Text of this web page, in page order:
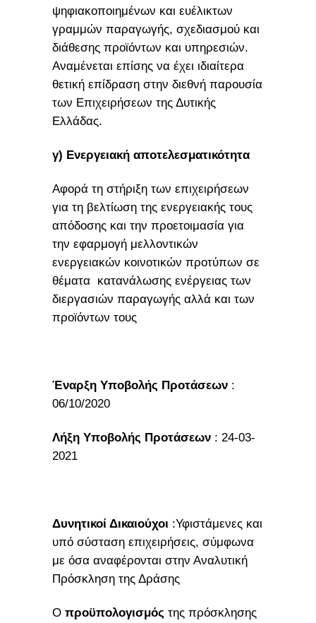
ψηφιακοποιημένων και ευέλικτων
γραμμών παραγωγής, σχεδιασμού και
διάθεσης προϊόντων και υπηρεσιών.
Αναμένεται επίσης να έχει ιδιαίτερα
θετική επίδραση στην διεθνή παρουσία
των Επιχειρήσεων της Δυτικής
Ελλάδας.
γ) Ενεργειακή αποτελεσματικότητα
Αφορά τη στήριξη των επιχειρήσεων
για τη βελτίωση της ενεργειακής τους
απόδοσης και την προετοιμασία για
την εφαρμογή μελλοντικών
ενεργειακών κοινοτικών προτύπων σε
θέματα κατανάλωσης ενέργειας των
διεργασιών παραγωγής αλλά και των
προϊόντων τους
Έναρξη Υποβολής Προτάσεων :
06/10/2020
Λήξη Υποβολής Προτάσεων : 24-03-
2021
Δυνητικοί Δικαιούχοι :Υφιστάμενες και
υπό σύσταση επιχειρήσεις, σύμφωνα
με όσα αναφέρονται στην Αναλυτική
Πρόσκληση της Δράσης
Ο προϋπολογισμός της πρόσκλησης